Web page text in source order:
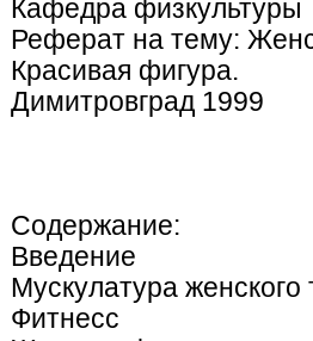
Кафедра физкультуры
Реферат на тему:
Красивая фигура.
Димитровград 1999
Содержание:
Введение
Мускулатура женского
Фитнесс